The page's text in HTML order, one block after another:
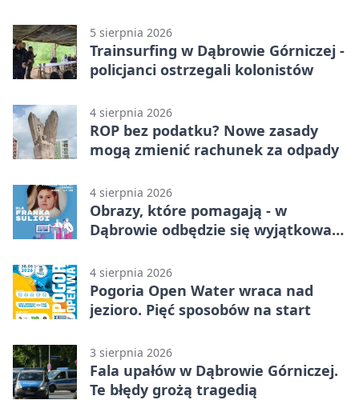
5 sierpnia 2026
Trainsurfing w Dąbrowie Górniczej -
policjanci ostrzegali kolonistów
4 sierpnia 2026
ROP bez podatku? Nowe zasady
mogą zmienić rachunek za odpady
4 sierpnia 2026
Obrazy, które pomagają - w
Dąbrowie odbędzie się wyjątkowa
4 sierpnia 2026
Pogoria Open Water wraca nad
jezioro. Pięć sposobów na start
3 sierpnia 2026
Fala upałów w Dąbrowie Górniczej.
Te błędy grożą tragedią